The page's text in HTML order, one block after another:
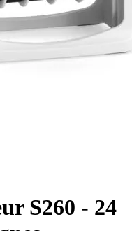
S260 - 24